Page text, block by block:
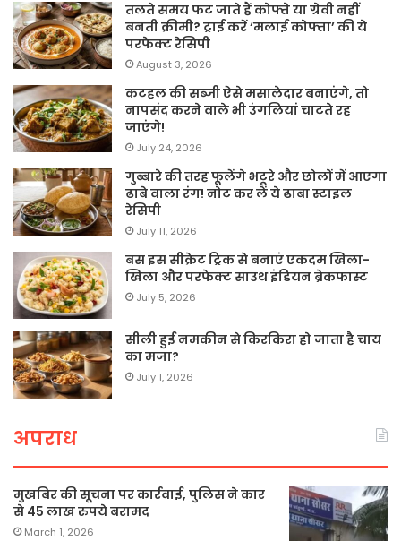
तलते समय फट जाते हैं कोफ्ते या ग्रेवी नहीं
बनती क्रीमी? ट्राई करें ‘मलाई कोफ्ता’ की ये
परफेक्ट रेसिपी
August 3, 2026
कटहल की सब्जी ऐसे मसालेदार बनाएंगे, तो
नापसंद करने वाले भी उंगलियां चाटते रह
जाएंगे!
July 24, 2026
गुब्बारे की तरह फूलेंगे भटूरे और छोलों में आएगा
ढाबे वाला रंग! नोट कर लें ये ढाबा स्टाइल
रेसिपी
July 11, 2026
बस इस सीक्रेट ट्रिक से बनाएं एकदम खिला-
खिला और परफेक्ट साउथ इंडियन ब्रेकफास्ट
July 5, 2026
सीली हुई नमकीन से किरकिरा हो जाता है चाय
का मजा?
July 1, 2026
अपराध
मुखबिर की सूचना पर कार्रवाई, पुलिस ने कार
से 45 लाख रुपये बरामद
March 1, 2026